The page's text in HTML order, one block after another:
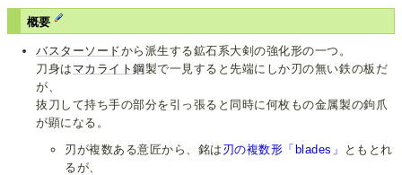
概要
バスターソードから派生する鉱石系大剣の強化形の一つ。
刀身は マカライト鋼製で一見すると先端にしか刃の無い鉄の板だ
が、
抜刀して持ち手の部分を引っ張ると同時に何枚もの金属製の鉤爪
が顕になる。
刃が複数ある意匠から、銘は 刃の複数形「blades」
ともとれ
るが、